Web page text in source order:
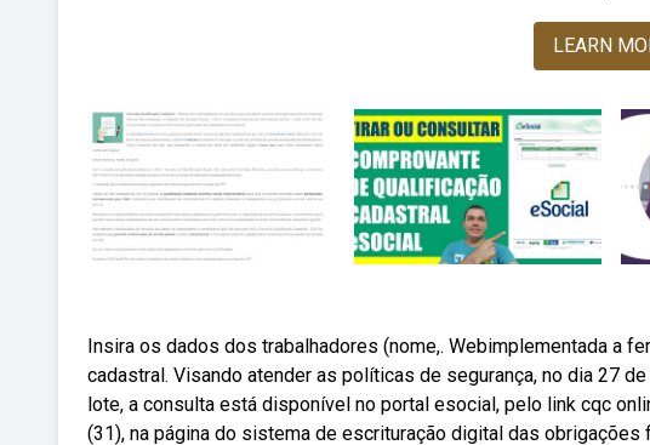
LEARN
Insira os dados dos trabalhadores (nome,. Webimplementada a
cadastral. Visando atender as políticas de segurança, no dia 27
lote, a consulta está disponível no portal esocial, pelo link cqc
(31), na página do sistema de escrituração digital das